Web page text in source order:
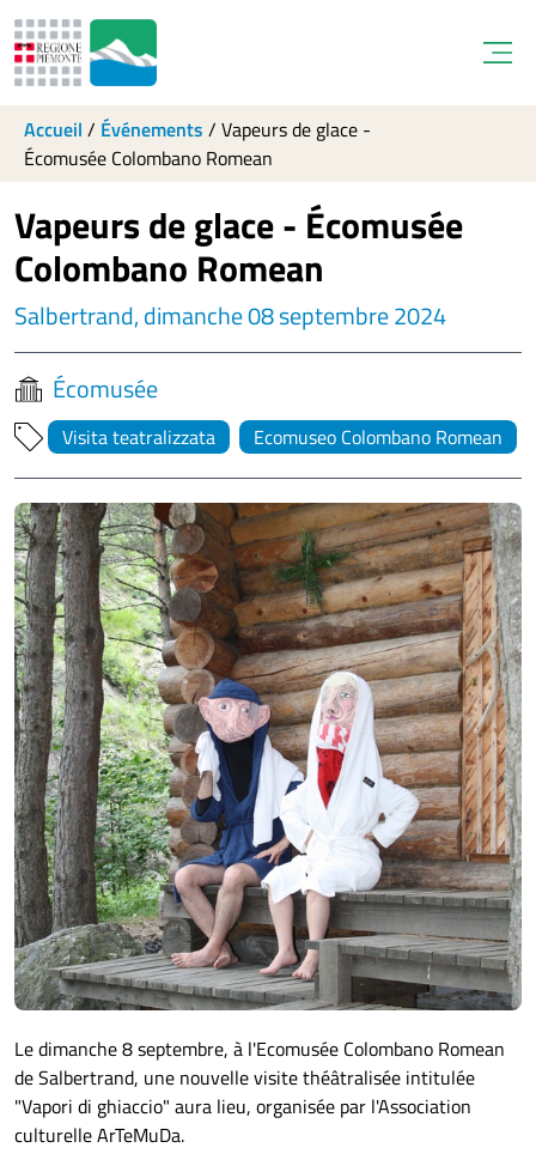
Accueil / Événements / Vapeurs de glace -
Écomusée Colombano Romean
Vapeurs de glace - Écomusée
Colombano Romean
Salbertrand, dimanche 08 septembre 2024
Écomusée
Visita teatralizzata Ecomuseo Colombano Romean
Le dimanche 8 septembre, à l'Ecomusée Colombano Romean
de Salbertrand, une nouvelle visite théâtralisée intitulée
"Vapori di ghiaccio" aura lieu, organisée par l'Association
culturelle ArTeMuDa.